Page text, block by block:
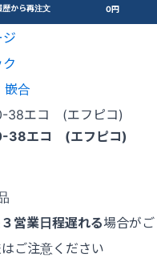
歴から再注文
0円
嵌合
38エコ (エフピコ)
38エコ (エフピコ)
営業日程遅れる場合がご
ご注意ください